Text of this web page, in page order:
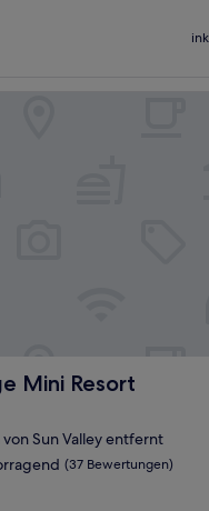
Mini Resort
Resort
Sun Valley entfernt
(37 Bewertungen)